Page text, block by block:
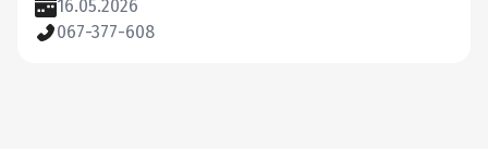
16.05.2026
067-377-608